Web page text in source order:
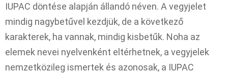
IUPAC döntése alapján állandó néven. A vegyjelet
mindig nagybetűvel kezdjük, de a következő
karakterek, ha vannak, mindig kisbetűk. Noha az
elemek nevei nyelvenként eltérhetnek, a vegyjelek
nemzetközileg ismertek és azonosak, a IUPAC